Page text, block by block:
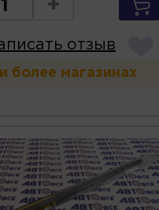
+
отзыв
более магазинах